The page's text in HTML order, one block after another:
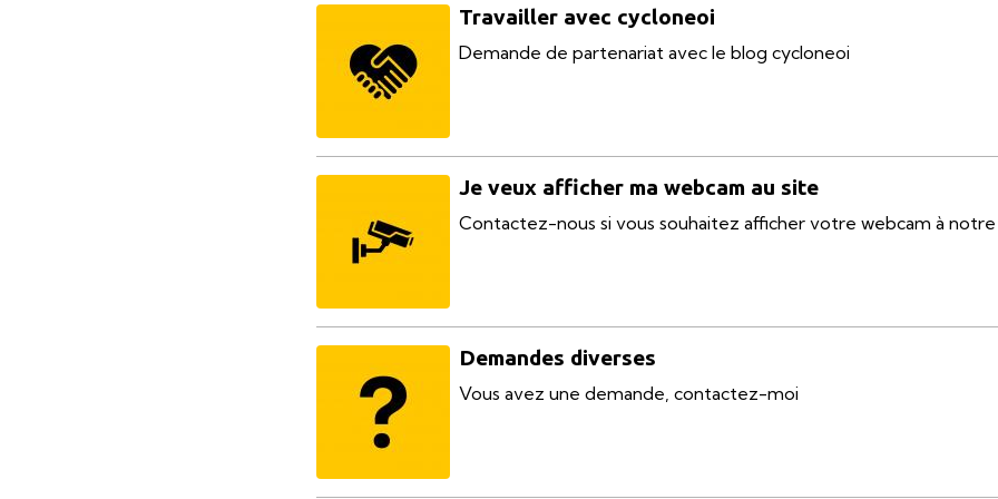
Travailler avec cycloneoi
Demande de partenariat avec le blog cycloneoi
Je veux afficher ma webcam au site
Contactez-nous si vous souhaitez afficher votre webcam à
Demandes diverses
Vous avez une demande, contactez-moi